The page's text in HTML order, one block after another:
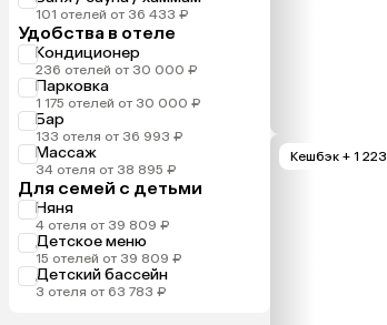
101 отелей от 36 433 ₽
Удобства в отеле
Кондиционер
236 отелей от 30 000 ₽
Парковка
1 175 отелей от 30 000 ₽
Бар
133 отеля от 36 993 ₽
Массаж
34 отеля от 38 895 ₽
Для семей с детьми
Няня
4 отеля от 39 809 ₽
Детское меню
15 отелей от 39 809 ₽
Детский бассейн
3 отеля от 63 783 ₽
Кешбэк + 1 223